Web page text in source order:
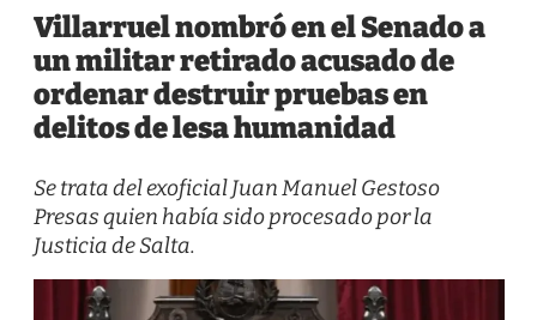
Villarruel nombró en el Senado a
un militar retirado acusado de
ordenar destruir pruebas en
delitos de lesa humanidad
Se trata del exoficial Juan Manuel Gestoso
Presas quien había sido procesado por la
Justicia de Salta.